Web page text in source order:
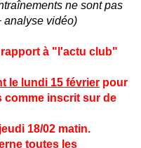
ne sont pas
analyse vidéo)
à "l'actu club"
le lundi 15 février pour
comme inscrit sur de
18/02 matin.
toutes les